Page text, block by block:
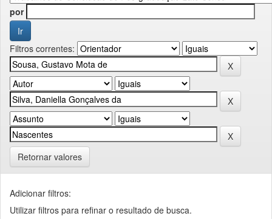
por
Filtros correntes:
Retornar valores
Adicionar filtros:
Utilizar filtros para refinar o resultado de busca.